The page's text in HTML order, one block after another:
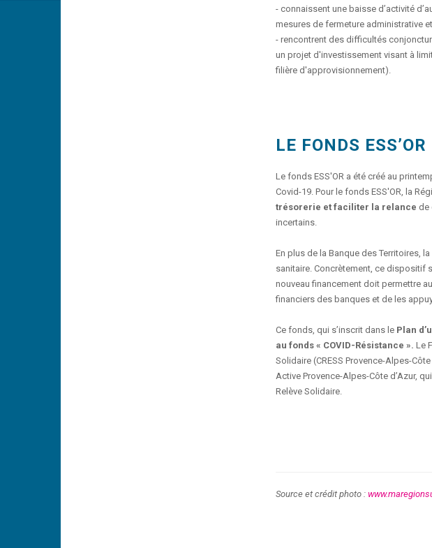
- connaissent une baisse d’activité
mesures de fermeture administrative
- rencontrent des difficultés
un projet d'investissement visant à
filière d'approvisionnement).
LE FONDS ESS’OR
Le fonds ESS'OR a été créé au
Covid-19. Pour le fonds ESS'OR, la
trésorerie et faciliter la relance de
incertains.
En plus de la Banque des Territoires,
sanitaire. Concrètement, ce dispositif
nouveau financement doit permettre
financiers des banques et de les
Ce fonds, qui s’inscrit dans le Plan
au fonds « COVID-Résistance ». Le
Solidaire (CRESS Provence-Alpes-
Active Provence-Alpes-Côte d’Azur,
Relève Solidaire.
Source et crédit photo :